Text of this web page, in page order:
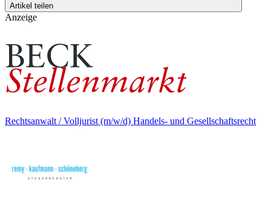
Artikel teilen
Anzeige
Rechtsanwalt / Volljurist (m/w/d) Handels- und Gesellschaftsrecht